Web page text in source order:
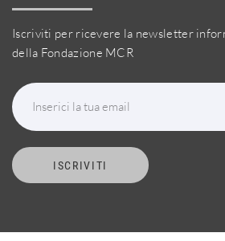
Iscriviti per ricevere la newsletter
della Fondazione MCR
Inserici la tua email
ISCRIVITI